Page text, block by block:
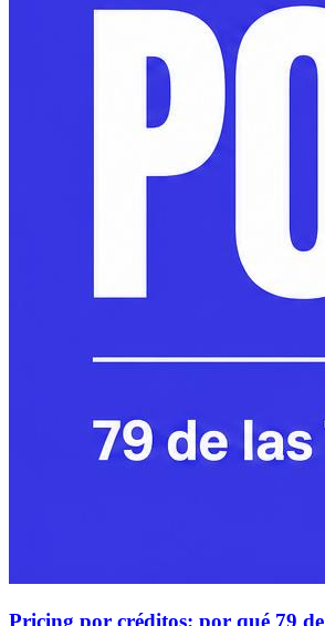
Pricing por créditos: por qué 79